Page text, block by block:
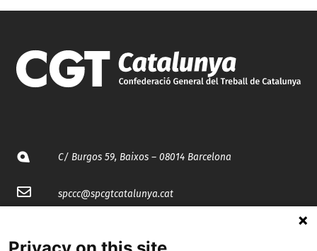
C/ Burgos 59, Baixos – 08014 Barcelona
spccc@spcgtcatalunya.cat